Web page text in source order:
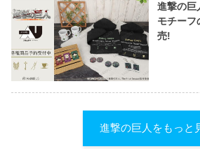
進撃の巨
モチーフ
売!
進撃の巨人をもっと